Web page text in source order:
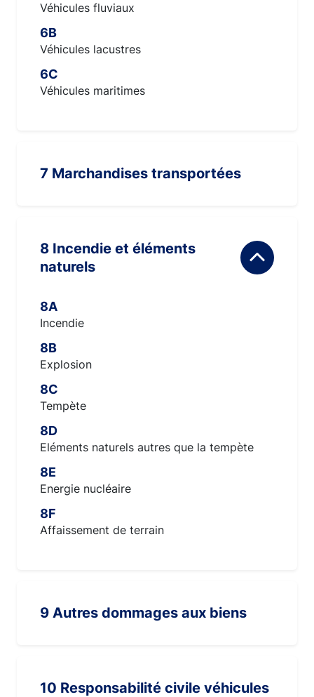
Véhicules fluviaux
6B
Véhicules lacustres
6C
Véhicules maritimes
7 Marchandises transportées
8 Incendie et éléments
naturels
8A
Incendie
8B
Explosion
8C
Tempète
8D
Eléments naturels autres que la tempète
8E
Energie nucléaire
8F
Affaissement de terrain
9 Autres dommages aux biens
10 Responsabilité civile véhicules